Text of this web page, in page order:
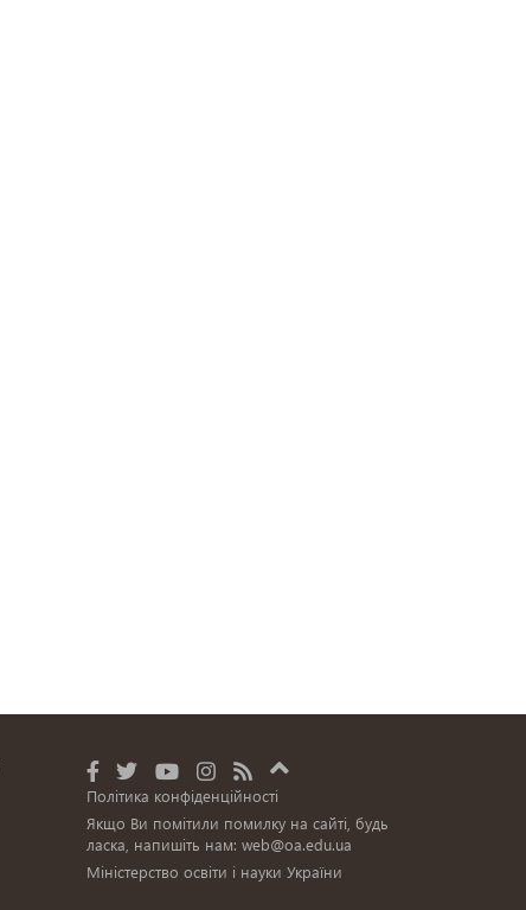
Політика конфіденційності
Якщо Ви помітили помилку на сайті, будь
ласка, напишіть нам: web@oa.edu.ua
Міністерство освіти і науки України